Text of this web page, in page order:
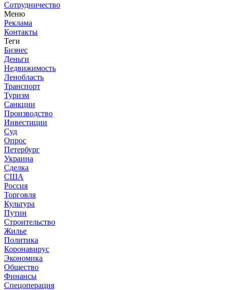
Сотрудничество
Меню
Реклама
Контакты
Теги
Бизнес
Деньги
Недвижимость
Ленобласть
Транспорт
Туризм
Санкции
Производство
Инвестиции
Суд
Опрос
Петербург
Украина
Сделка
США
Россия
Торговля
Культура
Путин
Строительство
Жилье
Политика
Коронавирус
Экономика
Общество
Финансы
Спецоперация